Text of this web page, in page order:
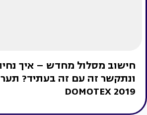
חישוב מסלול מחדש – איך
ונתקשר זה עם זה בעתיד?
DOMOTEX 2019